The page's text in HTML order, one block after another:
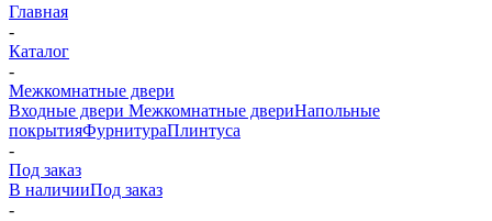
Главная
-
Каталог
-
Межкомнатные двери
Входные двери Межкомнатные двериНапольные
покрытияФурнитураПлинтуса
-
Под заказ
В наличииПод заказ
-